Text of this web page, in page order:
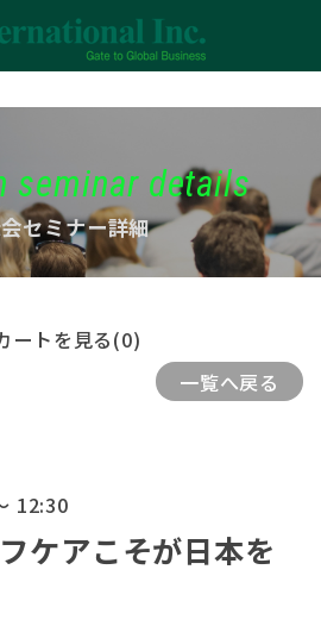
seminar details
セミナー詳細
ートを見る(0)
一覧へ戻る
12:30
ケアこそが日本を